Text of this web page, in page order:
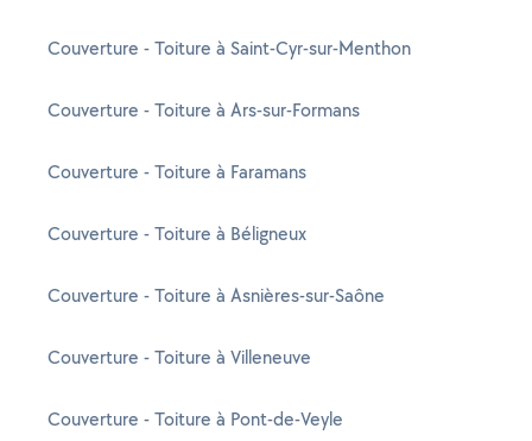
Couverture - Toiture à Saint-Cyr-sur-Menthon
Couverture - Toiture à Ars-sur-Formans
Couverture - Toiture à Faramans
Couverture - Toiture à Béligneux
Couverture - Toiture à Asnières-sur-Saône
Couverture - Toiture à Villeneuve
Couverture - Toiture à Pont-de-Veyle